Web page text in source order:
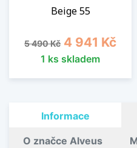
Beige 55
Běžná cena
5 490 Kč Cena
4 941 Kč
1 ks skladem
Informace
O značce Alveus